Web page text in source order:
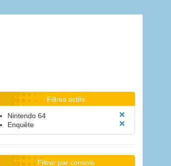
Filtres actifs
Nintendo 64
Enquête
Filtrer par console